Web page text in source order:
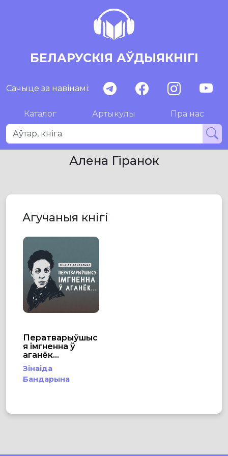
БЕЛАРУСКІЯ АЎДЫЯКНІГІ
Сачыце за навінамі:
Каталог Артыкулы Пра нас
Алена Гіранок
Агучаныя кнігі
Ператварыўшыс
я імгненна ў
аганёк...
Зінаіда
Бандарына